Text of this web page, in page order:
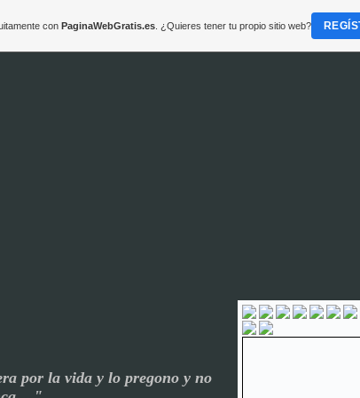
por la vida y lo pregono y no
con PaginaWebGratis.es. ¿Quieres tener tu propio sitio web?